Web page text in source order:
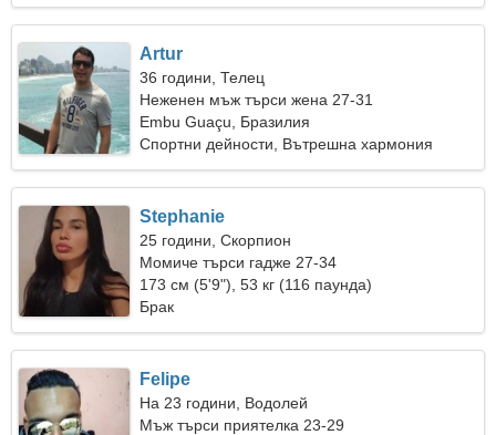
Artur
36 години, Телец
Неженен мъж търси жена 27-31
Embu Guaçu, Бразилия
Спортни дейности, Вътрешна хармония
Stephanie
25 години, Скорпион
Момиче търси гадже 27-34
173 см (5'9"), 53 кг (116 паунда)
Брак
Felipe
На 23 години, Водолей
Мъж търси приятелка 23-29